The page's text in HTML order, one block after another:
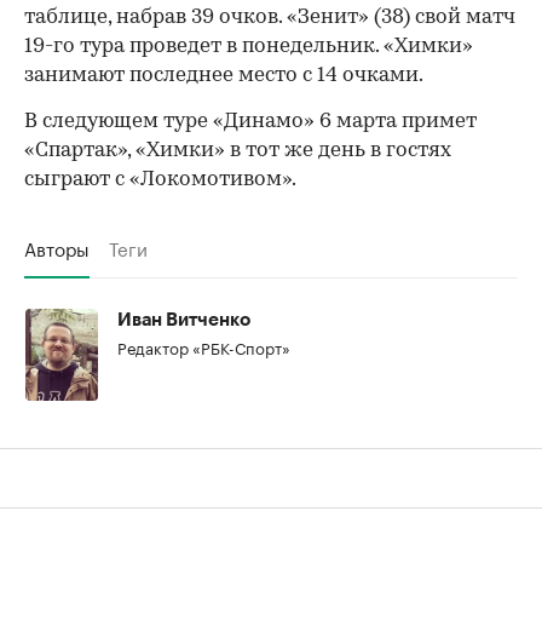
таблице, набрав 39 очков. «Зенит» (38) свой матч
19-го тура проведет в понедельник. «Химки»
занимают последнее место с 14 очками.
В следующем туре «Динамо» 6 марта примет
«Спартак», «Химки» в тот же день в гостях
сыграют с «Локомотивом».
Авторы Теги
Иван Витченко
Редактор «РБК-Спорт»